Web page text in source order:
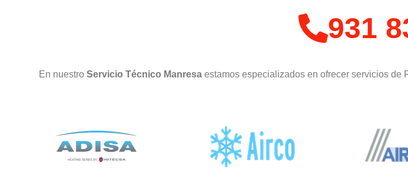
931
En nuestro Servicio Técnico Manresa estamos especializados en ofrecer servicios de